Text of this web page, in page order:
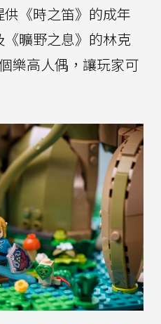
《時之笛》的成年
曠野之息》的林克
樂高人偶，讓玩家可